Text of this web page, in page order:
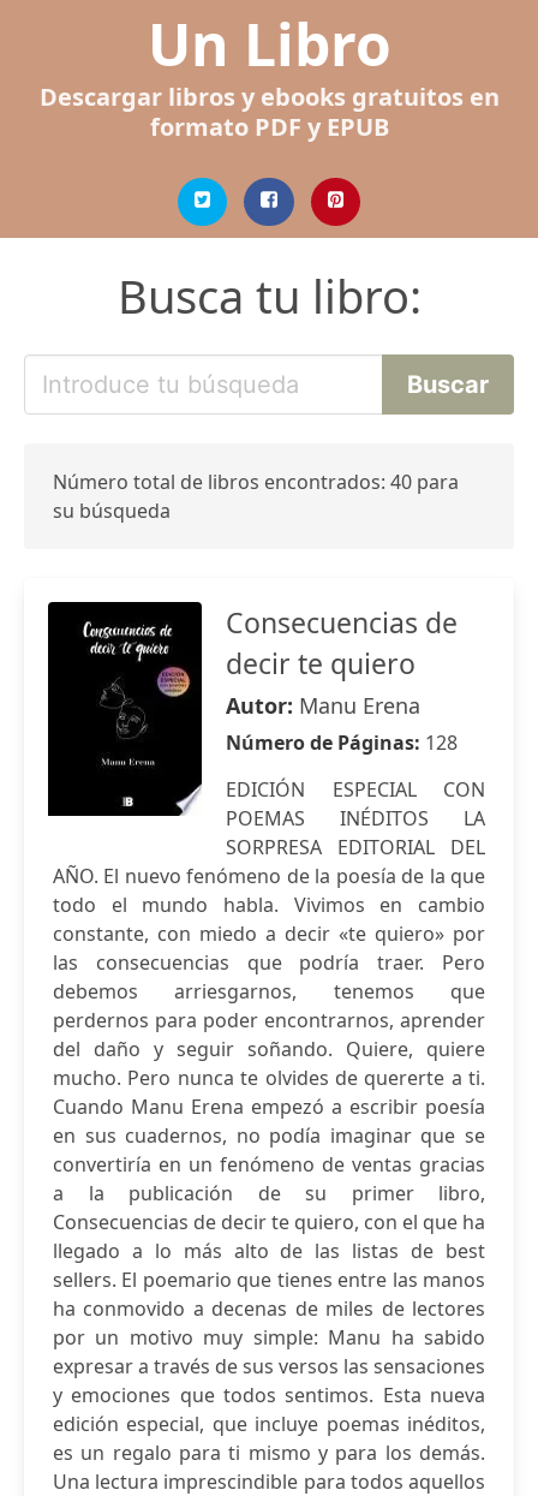
Un Libro
Descargar libros y ebooks gratuitos en
formato PDF y EPUB
Busca tu libro:
Número total de libros encontrados: 40 para
su búsqueda
Consecuencias de
decir te quiero
Autor: Manu Erena
Número de Páginas: 128
EDICIÓN ESPECIAL CON
POEMAS INÉDITOS LA
SORPRESA EDITORIAL DEL
AÑO. El nuevo fenómeno de la poesía de la que
todo el mundo habla. Vivimos en cambio
constante, con miedo a decir «te quiero» por
las consecuencias que podría traer. Pero
debemos arriesgarnos, tenemos que
perdernos para poder encontrarnos, aprender
del daño y seguir soñando. Quiere, quiere
mucho. Pero nunca te olvides de quererte a ti.
Cuando Manu Erena empezó a escribir poesía
en sus cuadernos, no podía imaginar que se
convertiría en un fenómeno de ventas gracias
a la publicación de su primer libro,
Consecuencias de decir te quiero, con el que ha
llegado a lo más alto de las listas de best
sellers. El poemario que tienes entre las manos
ha conmovido a decenas de miles de lectores
por un motivo muy simple: Manu ha sabido
expresar a través de sus versos las sensaciones
y emociones que todos sentimos. Esta nueva
edición especial, que incluye poemas inéditos,
es un regalo para ti mismo y para los demás.
Una lectura imprescindible para todos aquellos